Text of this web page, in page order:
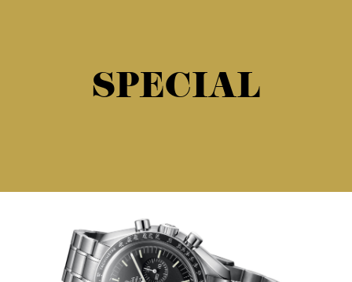
SPECIAL